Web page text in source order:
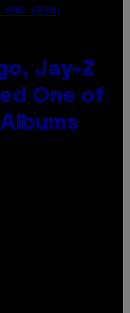
VEVO)
Jay-Z
One of